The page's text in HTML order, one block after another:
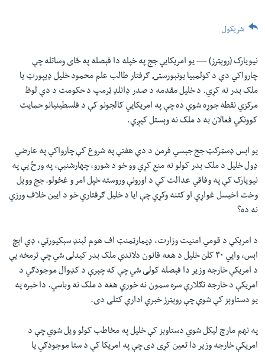
شریکول
نیویارک (روېټرز) —یو امریکايي جج په خپله دا فېصله په ځای وساتله چې
چارواکي دې د کولمبیا یونېورسټۍ ګرفتار طالب علم محمود خلیل ډيپورټ یا
ملک بدر نه کړي. د خلیل مقدمه د صدر ډانلډ ټرمپ د حکومت د دې لوظ
مرکزي نقطه جوړه شوې ده چې په امریکايي کالجونو کې د فلسطینیانو حمایت
کوونکي فعالان به د ملک نه وېستل کېږي.
یو اېس ډسټرکټ جج جېسي فرمن د دې هفتې په شروع کې چارواکي په عارضي
ډول خلیل د ملک بدر کولو نه منع کړي وو خو د شورو، چهارشنبې، په ورځ يې په
نیویارک کې په وفاقي عدالت کې د اورونې وروسته خپل امر و غځولو. جج وویل
وخت اخیسل غواړي او کتنه وکړي چې ایا د خلیل ګرفتاري خو د ایین خلاف ورزي
نه ده؟
د امریکې د قومي امنیت وزارت، ډپمارټمنټ اف هوم لېنډ سېکیورټي، ډي اېچ
اېس، وايي ۳۰ کلن خلیل د هغه قانون دلاندې ملک بدر کېدلی شي چې ترمخه يې
د امریکې خارجه وزیر دا فېصله کولی شي چې که چېرې د کډوال موجودګي د
امریکې د خارجه تګلارې سره سمون نه خوري هغه د ملک نه وباسي. دا خبره په
یو دستاوېز کې شوې چې روېټرز خبري ادارې کتلی دی.
په نهم مارچ ليکل شوي دستاوېز کې خلیل په مخاطب کولو ويل شوي چې د
امریکې خارجه وزیر دا تعین کړی دی چې په امریکا کې د ستا موجودګي یا